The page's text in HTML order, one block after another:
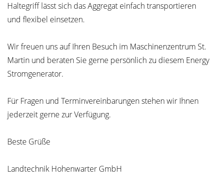
Haltegriff lässt sich das Aggregat einfach transportieren
und flexibel einsetzen.
Wir freuen uns auf Ihren Besuch im Maschinenzentrum St.
Martin und beraten Sie gerne persönlich zu diesem Energy
Stromgenerator.
Für Fragen und Terminvereinbarungen stehen wir Ihnen
jederzeit gerne zur Verfügung.
Beste Grüße
Landtechnik Hohenwarter GmbH